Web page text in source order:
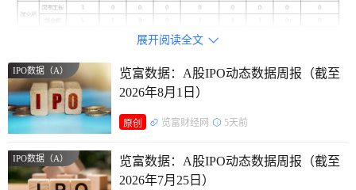
展开阅读全文 
IPO数据（A）
览富数据：A股IPO动态数据周报（截至
2026年8月1日）
原创 览富财经网 5天前
IPO数据（A）
览富数据：A股IPO动态数据周报（截至
2026年7月25日）